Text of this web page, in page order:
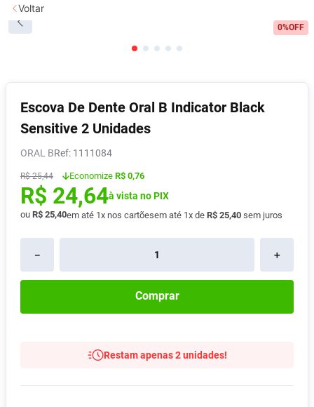
0%OFF
Escova De Dente Oral B Indicator Black
Sensitive 2 Unidades
ORAL B : 1111084
R$ 25,44 Economize R$ 0,76
R$ 24,64à vista no PIX
ou R$ 25,40em até 1x nos cartõesem até 1x de R$ 25,40 sem juros
＋
－
Comprar
Restam apenas 2 unidades!
Voltar
2
5º Fralda G
6º Shampoo
7º Desodorante
º Absorvente
9º Vitamina D
10 º Lavitan